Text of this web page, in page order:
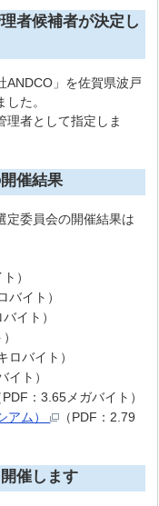
者候補者が決定し
ANDCO」を佐賀県波戸
た。
理者として指定しま
催結果
定委員会の開催結果は
）
バイト）
イト）
ロバイト）
イト）
PDF：3.65メガバイト）
アム）
（PDF：2.79
催します